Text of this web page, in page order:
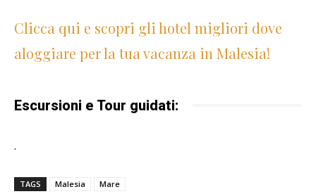
Clicca qui e scopri gli hotel migliori dove
aloggiare per la tua vacanza in Malesia!
Escursioni e Tour guidati:
.
TAGS Malesia Mare